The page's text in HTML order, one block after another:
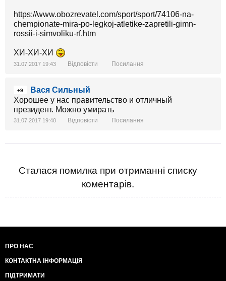
https://www.obozrevatel.com/sport/sport/74106-na-
chempionate-mira-po-legkoj-atletike-zapretili-gimn-
rossii-i-simvoliku-rf.htm
ХИ-ХИ-ХИ
31.07.2017 19:43 Відповісти Посилання
+9
Вася Сильный
Хорошее у нас правительство и отличный
президент. Можно умирать
31.07.2017 19:40 Відповісти Посилання
Сталася помилка при отриманні списку
коментарів.
ПРО НАС
КОНТАКТНА ІНФОРМАЦІЯ
ПІДТРИМАТИ